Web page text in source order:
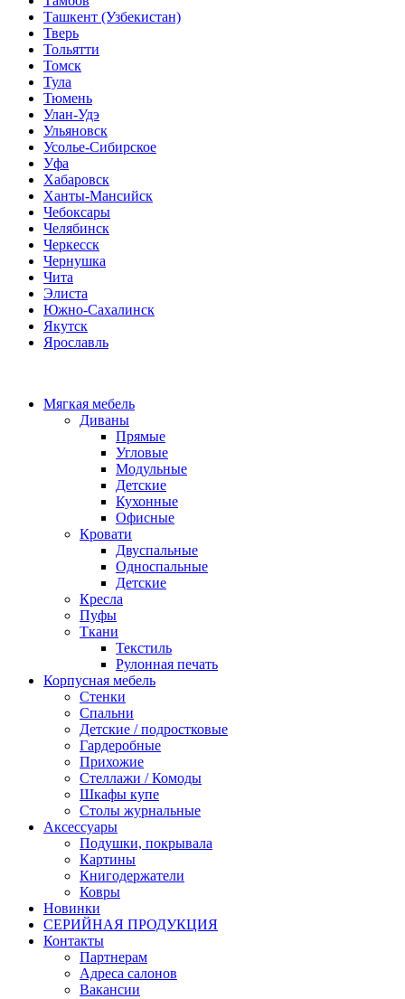
Ташкент (Узбекистан)
Тверь
Тольятти
Томск
Тула
Тюмень
Улан-Удэ
Ульяновск
Усолье-Сибирское
Уфа
Хабаровск
Ханты-Мансийск
Чебоксары
Челябинск
Черкесск
Чернушка
Чита
Элиста
Южно-Сахалинск
Якутск
Ярославль
Мягкая мебель
Диваны
Прямые
Угловые
Модульные
Детские
Кухонные
Офисные
Кровати
Двуспальные
Односпальные
Детские
Кресла
Пуфы
Ткани
Текстиль
Рулонная печать
Корпусная мебель
Стенки
Спальни
Детские / подростковые
Гардеробные
Прихожие
Стеллажи / Комоды
Шкафы купе
Столы журнальные
Аксессуары
Подушки, покрывала
Картины
Книгодержатели
Ковры
Новинки
СЕРИЙНАЯ ПРОДУКЦИЯ
Контакты
Партнерам
Адреса салонов
Вакансии